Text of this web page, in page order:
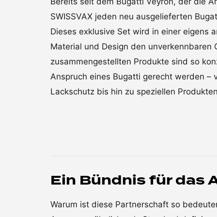
SWISSVAX jeden neu ausgelieferten
Dieses exklusive Set wird in einer eigens
Material und Design den
zusammengestellten Produkte sind so
Anspruch eines Bugatti gerecht werden
Lackschutz bis hin zu speziellen
Ein Bündnis für das
Warum ist diese Partnerschaft so